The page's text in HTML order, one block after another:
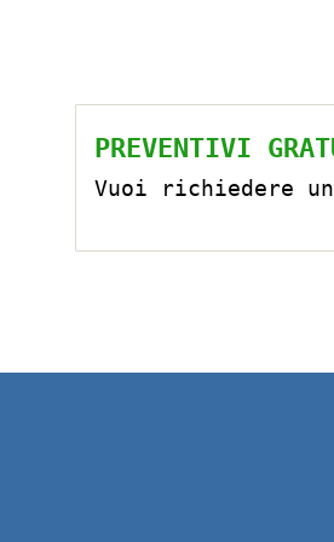
PREVENTIVI
Vuoi richiedere